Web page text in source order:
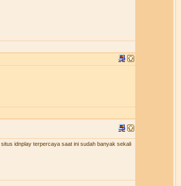
idnplay terpercaya saat ini sudah banyak sekali